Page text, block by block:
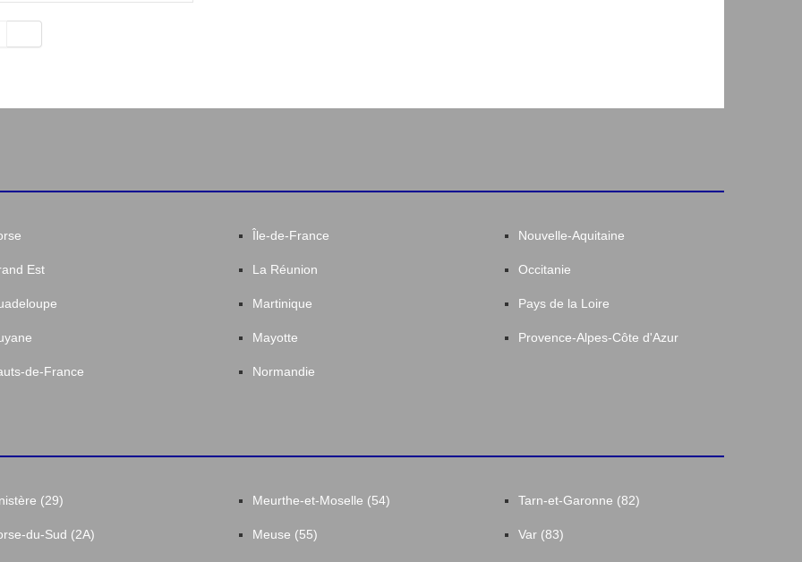
Est
de-France
Île-de-France
La Réunion
Martinique
Mayotte
Normandie
Nouvelle-Aquitaine
Occitanie
Pays de la Loire
Provence-Alpes-Côte d'Azur
(29)
du-Sud (2A)
Meurthe-et-Moselle (54)
Meuse (55)
Tarn-et-Garonne (82)
Var (83)